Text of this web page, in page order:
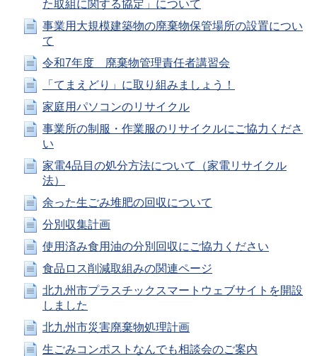
た取組に関する協定」について
事業用大規模建築物の廃棄物保管場所の設置につい
て
令和7年度 廃棄物管理責任者講習会
「てまえどり」に取り組みましょう！
家庭用パソコンのリサイクル
事業所の制服・作業服のリサイクルにご協力くださ
い
家電4品目の処分方法について（家電リサイクル
法）
余った生ごみ堆肥の回収について
分別収集計画
使用済み食用油の分別回収にご協力ください
食品ロス削減取組みの関連ページ
北九州市プラスチックスマートウェブサイトを開設
しました
北九州市災害廃棄物処理計画
生ごみコンポストなんでも相談会のご案内